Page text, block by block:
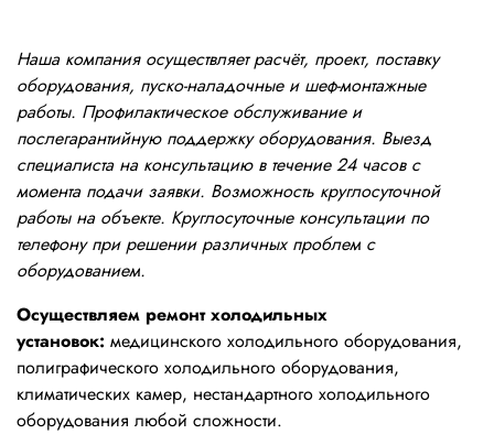
Наша компания осуществляет расчёт, проект, поставку
оборудования, пуско-наладочные и шеф-монтажные
работы. Профилактическое обслуживание и
послегарантийную поддержку оборудования. Выезд
специалиста на консультацию в течение 24 часов с
момента подачи заявки. Возможность круглосуточной
работы на объекте. Круглосуточные консультации по
телефону при решении различных проблем с
оборудованием.
Осуществляем ремонт холодильных
установок: медицинского холодильного оборудования,
полиграфического холодильного оборудования,
климатических камер, нестандартного холодильного
оборудования любой сложности.